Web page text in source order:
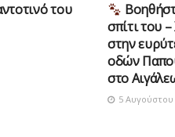
του
σπίτι του
στην
οδών
στο
5 Αυγούστου